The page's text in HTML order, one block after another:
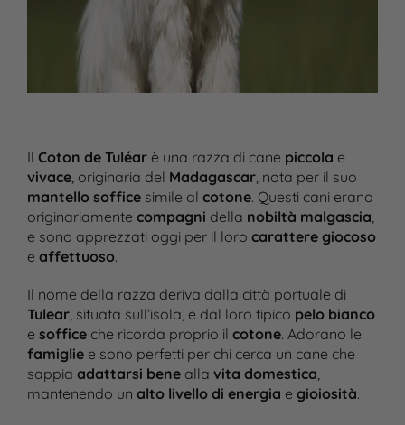
Il Coton de Tuléarè una razza di cane piccola e
vivace, originaria del Madagascar, nota per il suo
mantello sofficesimile al cotone. Questi cani erano
originariamente compagni della nobiltà malgascia,
e sono apprezzati oggi per il loro carattere giocoso
e affettuoso.
Il nome della razza deriva dalla città portuale di
Tulear, situata sull’isola, e dal loro tipico pelo bianco
e sofficeche ricorda proprio il cotone. Adorano le
famigliee sono perfetti per chi cerca un cane che
sappia adattarsi benealla vita domestica,
mantenendo un alto livello di energia e gioiosità.